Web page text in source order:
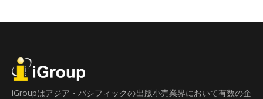
iGroupはアジア・パシフィックの出版小売業界において有数の企